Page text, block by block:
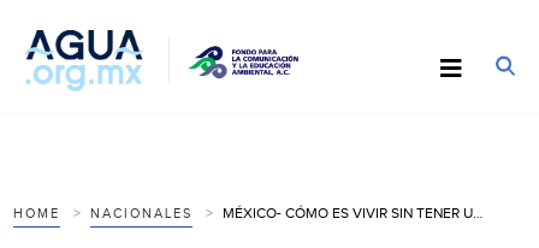
HOME NACIONALES